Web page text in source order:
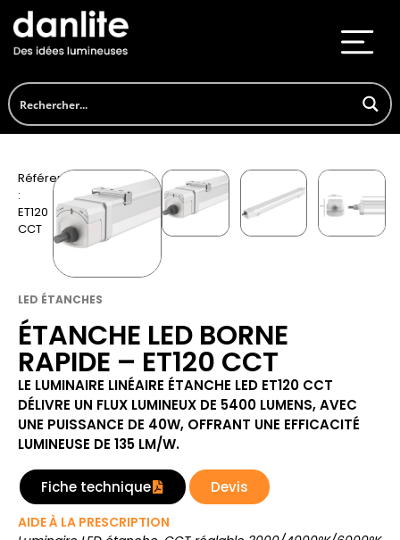
Référence
:
ET120
CCT
LED ÉTANCHES
ÉTANCHE LED BORNE
RAPIDE – ET120 CCT
LE LUMINAIRE LINÉAIRE ÉTANCHE LED ET120 CCT
DÉLIVRE UN FLUX LUMINEUX DE 5400 LUMENS, AVEC
UNE PUISSANCE DE 40W, OFFRANT UNE EFFICACITÉ
LUMINEUSE DE 135 LM/W.
Fiche technique Devis
AIDE À LA PRESCRIPTION